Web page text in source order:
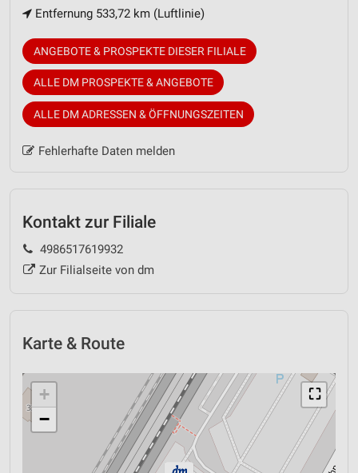
Entfernung 533,72 km (Luftlinie)
ANGEBOTE & PROSPEKTE DIESER FILIALE
ALLE DM PROSPEKTE & ANGEBOTE
ALLE DM ADRESSEN & ÖFFNUNGSZEITEN
Fehlerhafte Daten melden
Kontakt zur Filiale
4986517619932
Zur Filialseite von dm
Karte & Route
⛶
+
−